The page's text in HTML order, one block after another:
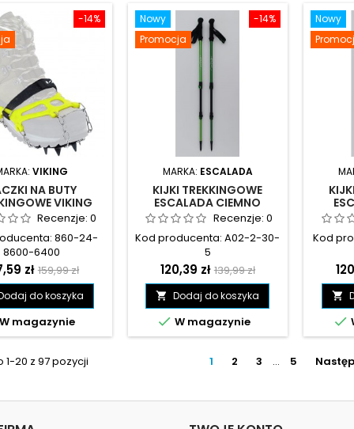
-14%
VIKING
NA BUTY
VIKING
- 860-24-
6400
Recenzje:0
860-24-
8600-6400
zł Cena
podstawowa
159,99 zł
do koszyka
magazynie
-14%
Nowy
Promocja
MARKA: ESCALADA
KIJKI TREKKINGOWE
ESCALADA CIEMNO
ZIELONE - A02-2-30-5
Recenzje: 0
Kod producenta: A02-2-30-
5
Cena
120,39 zł Cena
podstawowa
139,99 zł
 Dodaj do koszyka
 W magazynie
Nowy
Kod


1-20 z 97 pozycji 1 2 3 … 5